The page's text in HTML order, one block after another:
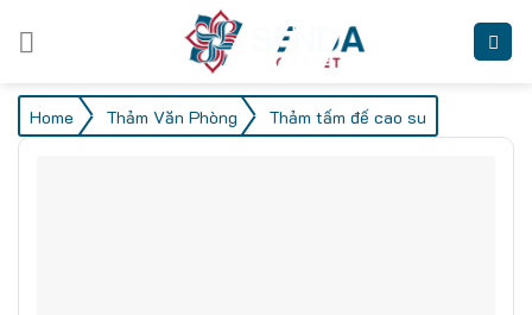
Home / Thảm Văn Phòng / Thảm tấm đế cao su